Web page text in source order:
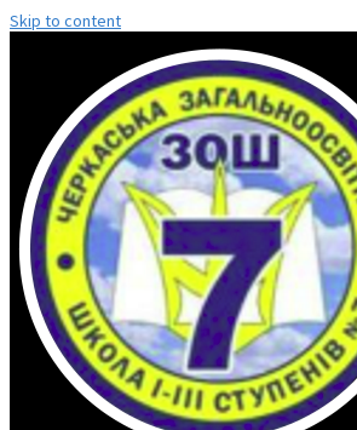
Skip to content